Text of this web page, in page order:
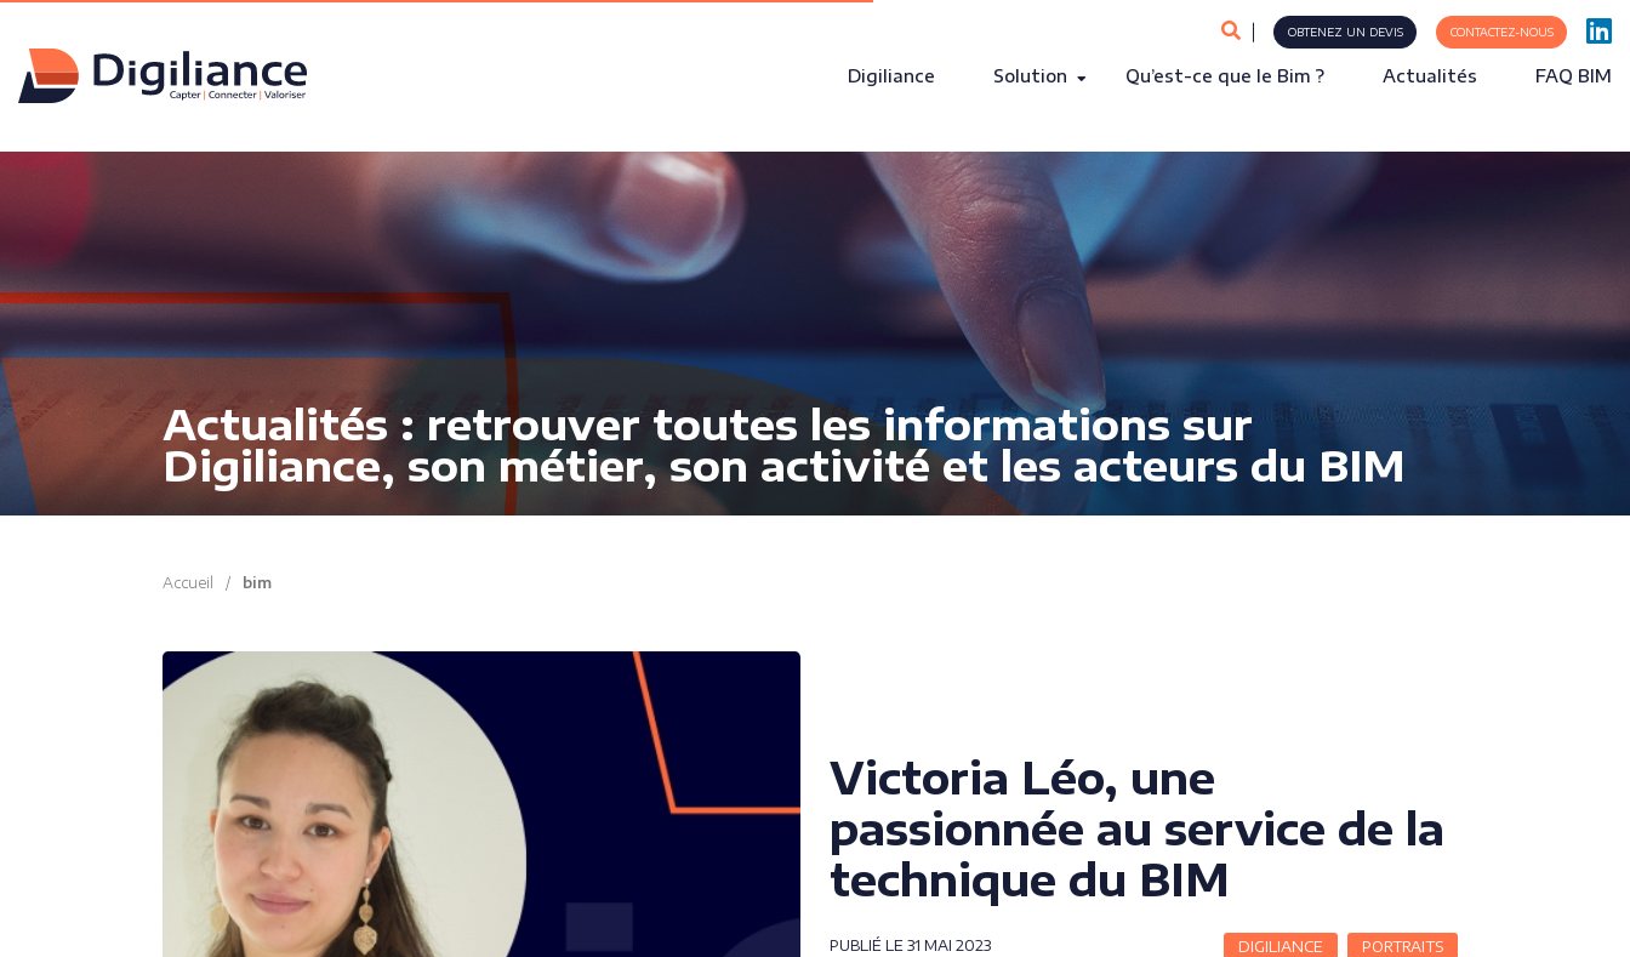
OBTENEZ UN DEVIS CONTACTEZ-NOUS
Digiliance Solution Qu’est-ce que le Bim ? Actualités FAQ BIM
Actualités : retrouver toutes les informations sur
Digiliance, son métier, son activité et les acteurs du BIM
Accueil / bim
Victoria Léo, une
passionnée au service de la
technique du BIM
PUBLIÉ LE 31 MAI 2023 DIGILIANCE PORTRAITS